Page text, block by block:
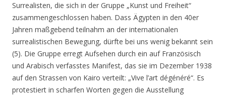
Surrealisten, die sich in der Gruppe „Kunst und Freiheit“
zusammengeschlossen haben. Dass Ägypten in den 40er
Jahren maßgebend teilnahm an der internationalen
surrealistischen Bewegung, dürfte bei uns wenig bekannt sein
(5). Die Gruppe erregt Aufsehen durch ein auf Französisch
und Arabisch verfasstes Manifest, das sie im Dezember 1938
auf den Strassen von Kairo verteilt: „Vive l’art dégénéré“. Es
protestiert in scharfen Worten gegen die Ausstellung